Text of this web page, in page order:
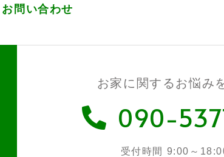
問い合わせ
お家に関するお悩み
090-
受付時間 9:00～